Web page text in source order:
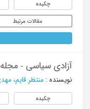
چکیده
مقالات مرتبط
آزادی سیاسی -
نویسنده : منتظر قایم،
چکیده